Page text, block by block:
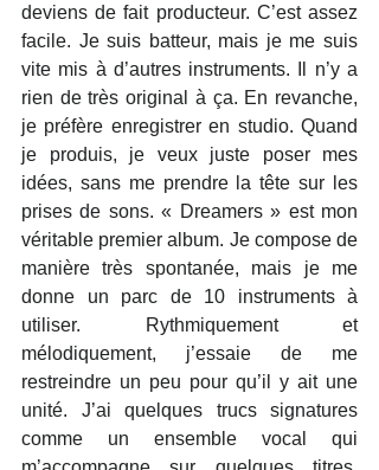
deviens de fait producteur. C’est assez
facile. Je suis batteur, mais je me suis
vite mis à d’autres instruments. Il n’y a
rien de très original à ça. En revanche,
je préfère enregistrer en studio. Quand
je produis, je veux juste poser mes
idées, sans me prendre la tête sur les
prises de sons. « Dreamers » est mon
véritable premier album. Je compose de
manière très spontanée, mais je me
donne un parc de 10 instruments à
utiliser. Rythmiquement et
mélodiquement, j’essaie de me
restreindre un peu pour qu’il y ait une
unité. J’ai quelques trucs signatures
comme un ensemble vocal qui